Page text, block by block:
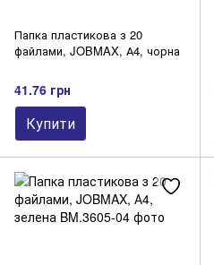
Папка пластикова з 20
файлами, JOBMAX, А4, чорна
41.76 грн
Купити